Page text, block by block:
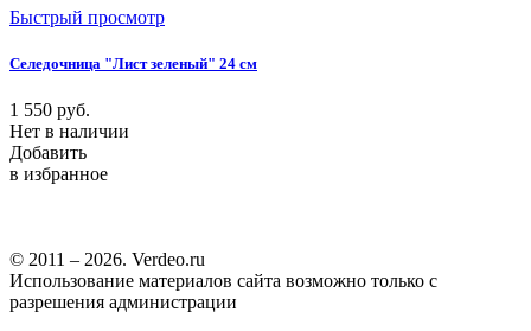
Быстрый просмотр
Селедочница "Лист зеленый" 24 см
1 550 руб.
Нет в наличии
Добавить
в избранное
© 2011 – 2026. Verdeo.ru
Использование материалов сайта возможно только с
разрешения администрации